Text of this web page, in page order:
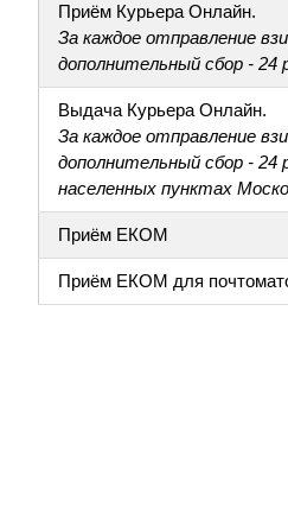
Приём Курьера Онлайн.
За каждое отправление
дополнительный сбор - 24
Выдача Курьера Онлайн.
За каждое отправление
дополнительный сбор - 24
населенных пунктах
Приём ЕКОМ
Приём ЕКОМ для